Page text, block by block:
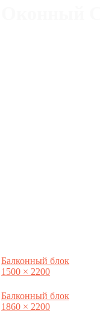
Балконный блок
1500 × 2200
Балконный блок
1860 × 2200